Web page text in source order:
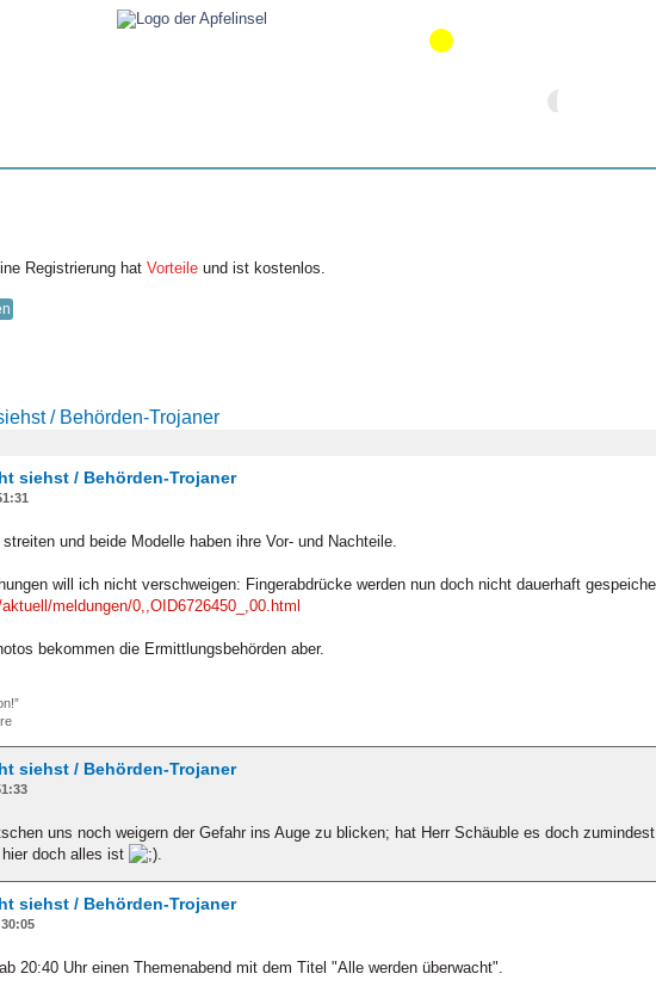
Registrierung hat Vorteile und ist kostenlos.
/ Behörden-Trojaner
siehst / Behörden-Trojaner
und beide Modelle haben ihre Vor- und Nachteile.
will ich nicht verschweigen: Fingerabdrücke werden nun doch nicht dauerhaft
meldungen/0,,OID6726450_,00.html
bekommen die Ermittlungsbehörden aber.
siehst / Behörden-Trojaner
uns noch weigern der Gefahr ins Auge zu blicken; hat Herr Schäuble es doch
doch alles ist
siehst / Behörden-Trojaner
20:40 Uhr einen Themenabend mit dem Titel "Alle werden überwacht".